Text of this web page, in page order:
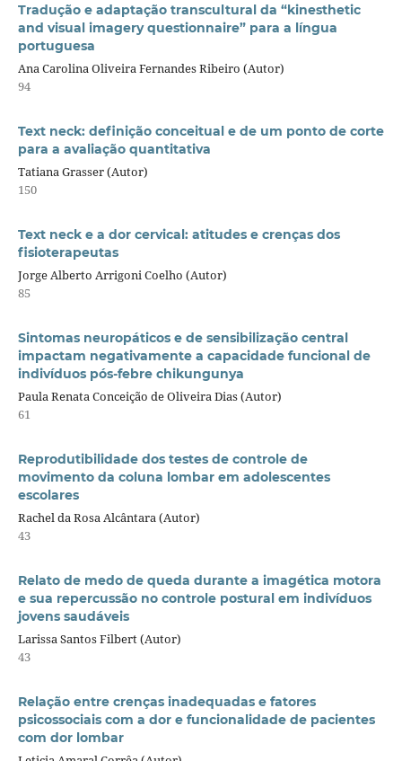
Tradução e adaptação transcultural da “kinesthetic
and visual imagery questionnaire” para a língua
portuguesa
Ana Carolina Oliveira Fernandes Ribeiro (Autor)
94
Text neck: definição conceitual e de um ponto de corte
para a avaliação quantitativa
Tatiana Grasser (Autor)
150
Text neck e a dor cervical: atitudes e crenças dos
fisioterapeutas
Jorge Alberto Arrigoni Coelho (Autor)
85
Sintomas neuropáticos e de sensibilização central
impactam negativamente a capacidade funcional de
indivíduos pós-febre chikungunya
Paula Renata Conceição de Oliveira Dias (Autor)
61
Reprodutibilidade dos testes de controle de
movimento da coluna lombar em adolescentes
escolares
Rachel da Rosa Alcântara (Autor)
43
Relato de medo de queda durante a imagética motora
e sua repercussão no controle postural em indivíduos
jovens saudáveis
Larissa Santos Filbert (Autor)
43
Relação entre crenças inadequadas e fatores
psicossociais com a dor e funcionalidade de pacientes
com dor lombar